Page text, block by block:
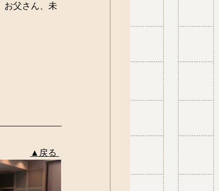
お父さん、未
▲戻る